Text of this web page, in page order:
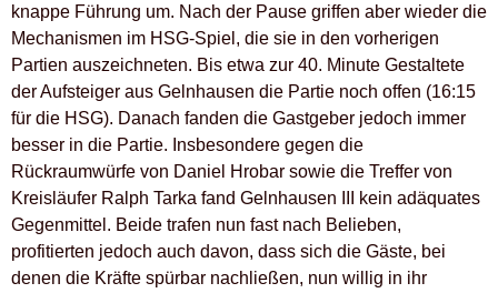
knappe Führung um. Nach der Pause griffen aber wieder die
Mechanismen im HSG-Spiel, die sie in den vorherigen
Partien auszeichneten. Bis etwa zur 40. Minute Gestaltete
der Aufsteiger aus Gelnhausen die Partie noch offen (16:15
für die HSG). Danach fanden die Gastgeber jedoch immer
besser in die Partie. Insbesondere gegen die
Rückraumwürfe von Daniel Hrobar sowie die Treffer von
Kreisläufer Ralph Tarka fand Gelnhausen III kein adäquates
Gegenmittel. Beide trafen nun fast nach Belieben,
profitierten jedoch auch davon, dass sich die Gäste, bei
denen die Kräfte spürbar nachließen, nun willig in ihr